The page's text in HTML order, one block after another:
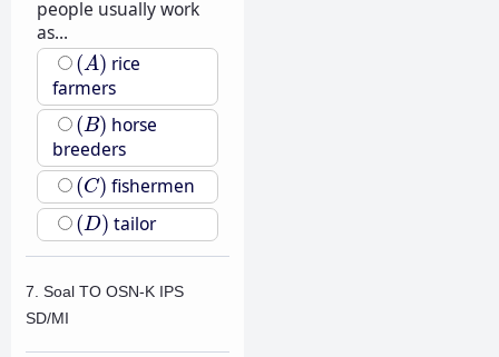
people usually work
as...
(A)
(A) rice
farmers
(B)
(B) horse
breeders
(C)
(C) fishermen
(D)
(D) tailor
7. Soal TO OSN-K IPS
SD/MI